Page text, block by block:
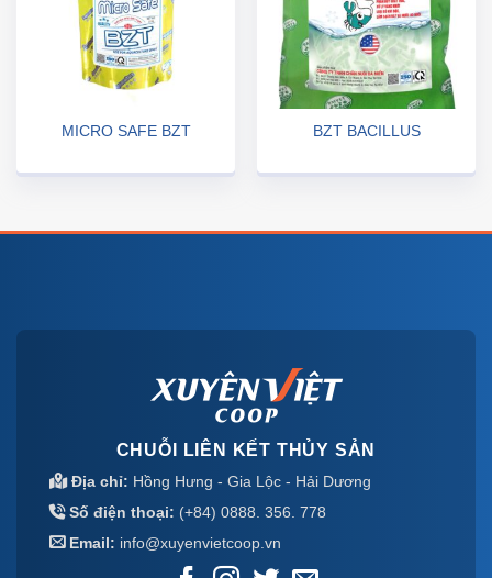
MICRO SAFE BZT BZT BACILLUS
CHUỖI LIÊN KẾT THỦY SẢN
Địa chỉ: Hồng Hưng - Gia Lộc - Hải Dương
Số điện thoại: (+84) 0888. 356. 778
Email: info@xuyenvietcoop.vn